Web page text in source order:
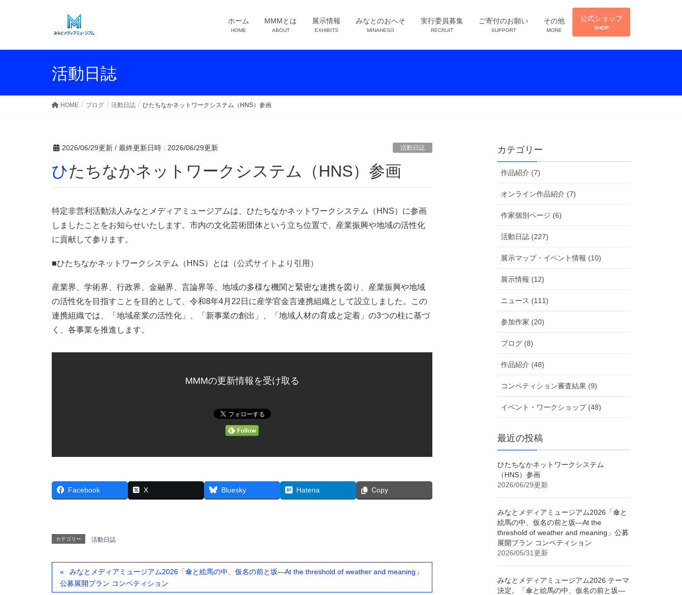
ホーム
HOME
MMMとは
ABOUT
展示情報
EXHIBITS
みなとのおへそ
MINAHESO
実行委員募集
RECRUIT
ご寄付のお願い
SUPPORT
その他
MORE
公式ショップ
SHOP
活動日誌
HOME ブログ 活動日誌 ひたちなかネットワークシステム（HNS）参画
2026/06/29更新 / 最終更新日時 : 2026/06/29更新 活動日誌
ひたちなかネットワークシステム（HNS）参画
特定非営利活動法人みなとメディアミュージアムは、ひたちなかネットワークシステム（HNS）に参画
しましたことをお知らせいたします。市内の文化芸術団体という立ち位置で、産業振興や地域の活性化
に貢献して参ります。
■ひたちなかネットワークシステム（HNS）とは（公式サイト より引用）
産業界、学術界、行政界、金融界、言論界等、地域の多様な機関と緊密な連携を図り、産業振興や地域
の活性化を目指すことを目的として、令和8年4月22日に産学官金言連携組織として設立しました。この
連携組織では、「地域産業の活性化」、「新事業の創出」、「地域人材の育成と定着」の3つの柱に基づ
く、各事業を推進します。
MMMの更新情報を受け取る
Facebook X Bluesky Hatena Copy
カテゴリー 活動日誌
みなとメディアミュージアム2026「傘と絵馬の中、仮名の前と坂—At the threshold of weather and meaning」
公募展開プラン コンペティション
カテゴリー
作品紹介 (7)
オンライン作品紹介 (7)
作家個別ページ (6)
活動日誌 (227)
展示マップ・イベント情報 (10)
展示情報 (12)
ニュース (111)
参加作家 (20)
ブログ (8)
作品紹介 (48)
コンペティション審査結果 (9)
イベント・ワークショップ (48)
最近の投稿
ひたちなかネットワークシステム
（HNS）参画
2026/06/29更新
みなとメディアミュージアム2026「傘と
絵馬の中、仮名の前と坂—At the
threshold of weather and meaning」公募
展開プラン コンペティション
2026/05/31更新
みなとメディアミュージアム2026 テーマ
決定。「傘と絵馬の中、仮名の前と坂—